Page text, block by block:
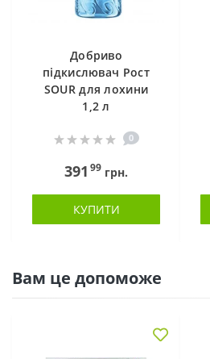
Добриво
підкислювач Рост
SOUR для лохини
1,2 л
0
391 99 грн.
КУПИТИ
Вам це допоможе